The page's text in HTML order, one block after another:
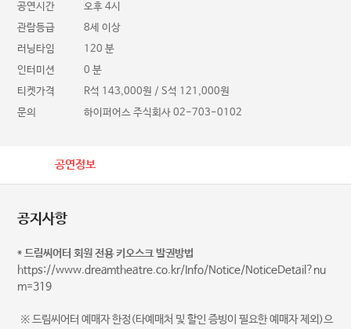
공연시간
오후 4시
관람등급
8세 이상
러닝타임
120 분
인터미션
0 분
티켓가격
R석 143,000원 / S석 121,000원
문의
하이퍼어스 주식회사 02-703-0102
공연정보
공지사항
* 드림씨어터 회원 전용 키오스크 발권방법
https://www.dreamtheatre.co.kr/Info/Notice/NoticeDetail?nu
m=319
※ 드림씨어터 예매자 한정(타예매처 및 할인 증빙이 필요한 예매자 제외)으